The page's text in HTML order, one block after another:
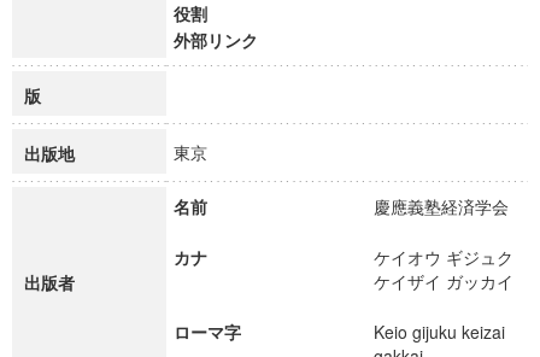
役割
外部リンク
版
出版地 東京
出版者
名前 慶應義塾経済学会
カナ
ケイオウ ギジュク
ケイザイ ガッカイ
ローマ字
Keio gijuku keizai